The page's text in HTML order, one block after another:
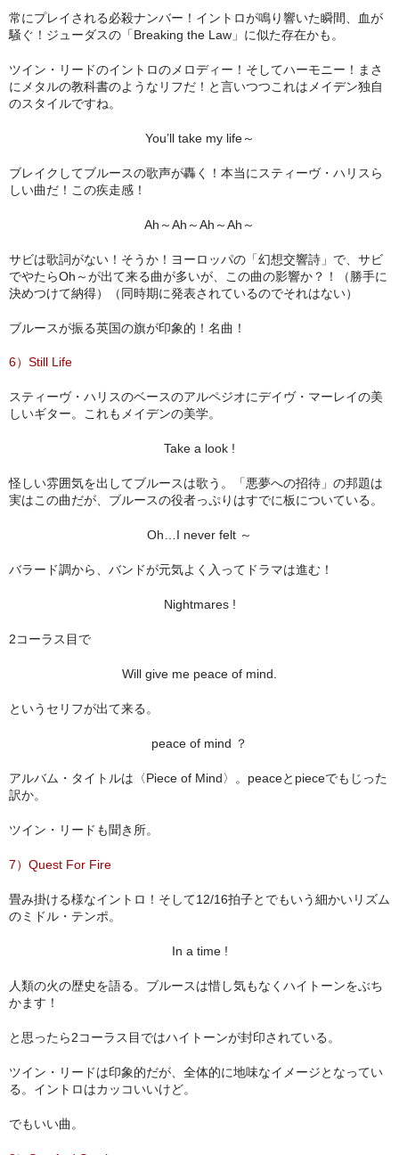
常にプレイされる必殺ナンバー！イントロが鳴り響いた瞬間、血が
騒ぐ！ジューダスの「Breaking the Law」に似た存在かも。
ツイン・リードのイントロのメロディー！そしてハーモニー！まさ
にメタルの教科書のようなリフだ！と言いつつこれはメイデン独自
のスタイルですね。
You’ll take my life～
ブレイクしてブルースの歌声が轟く！本当にスティーヴ・ハリスら
しい曲だ！この疾走感！
Ah～Ah～Ah～Ah～
サビは歌詞がない！そうか！ヨーロッパの「幻想交響詩」で、サビ
でやたらOh～が出て来る曲が多いが、この曲の影響か？！（勝手に
決めつけて納得）（同時期に発表されているのでそれはない）
ブルースが振る英国の旗が印象的！名曲！
6）Still Life
スティーヴ・ハリスのベースのアルペジオにデイヴ・マーレイの美
しいギター。これもメイデンの美学。
Take a look !
怪しい雰囲気を出してブルースは歌う。「悪夢への招待」の邦題は
実はこの曲だが、ブルースの役者っぷりはすでに板についている。
Oh…I never felt ～
バラード調から、バンドが元気よく入ってドラマは進む！
Nightmares !
2コーラス目で
Will give me peace of mind.
というセリフが出て来る。
peace of mind ？
アルバム・タイトルは〈Piece of Mind〉。peaceとpieceでもじった
訳か。
ツイン・リードも聞き所。
7）Quest For Fire
畳み掛ける様なイントロ！そして12/16拍子とでもいう細かいリズム
のミドル・テンポ。
In a time !
人類の火の歴史を語る。ブルースは惜し気もなくハイトーンをぶち
かます！
と思ったら2コーラス目ではハイトーンが封印されている。
ツイン・リードは印象的だが、全体的に地味なイメージとなってい
る。イントロはカッコいいけど。
でもいい曲。